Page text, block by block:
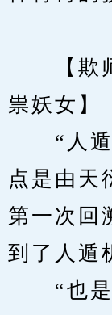
【欺师
祟妖女】
“人遁
点是由天
第一次回
到了人遁
“也是,